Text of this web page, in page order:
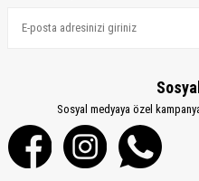
Sosyal medyaya özel